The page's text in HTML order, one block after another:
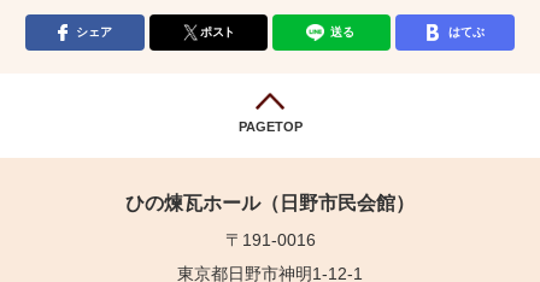
シェア ポスト 送る はてぶ
PAGETOP
ひの煉瓦ホール（日野市民会館）
〒191-0016
東京都日野市神明1-12-1